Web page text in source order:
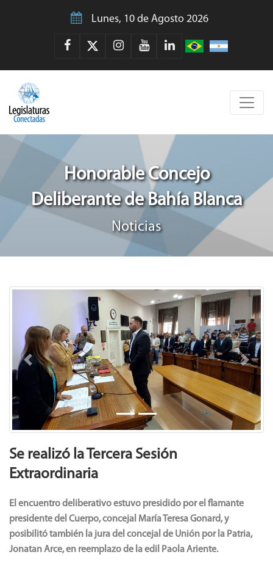
Lunes, 10 de Agosto 2026
Honorable Concejo
Deliberante de Bahía Blanca
Noticias
Previous Next
Se realizó la Tercera Sesión
Extraordinaria
El encuentro deliberativo estuvo presidido por el flamante
presidente del Cuerpo, concejal María Teresa Gonard, y
posibilitó también la jura del concejal de Unión por la Patria,
Jonatan Arce, en reemplazo de la edil Paola Ariente.